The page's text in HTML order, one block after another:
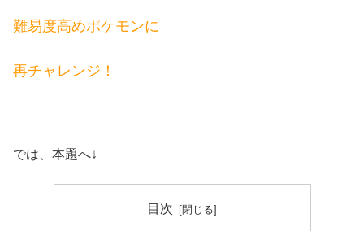
難易度高めポケモンに
再チャレンジ！
では、本題へ↓
目次